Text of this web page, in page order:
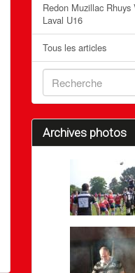
Redon Muzillac
Laval U16
Tous les articles
Archives photos